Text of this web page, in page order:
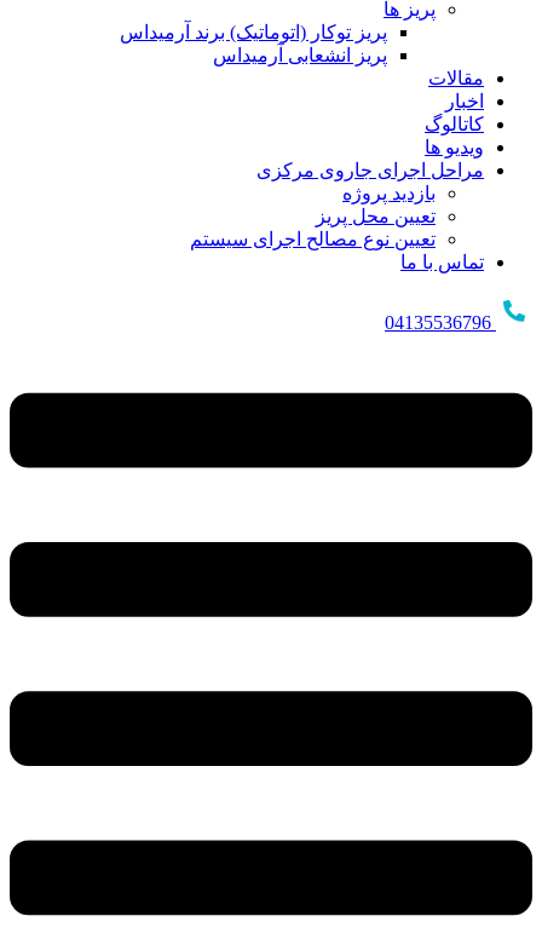
پریز ها
پریز توکار (اتوماتیک) برند آرمیداس
پریز انشعابی آرمیداس
مقالات
اخبار
کاتالوگ
ویدیو ها
مراحل اجرای جاروی مرکزی
بازدید پروژه
تعیین محل پریز
تعیین نوع مصالح اجرای سیستم
تماس با ما
04135536796